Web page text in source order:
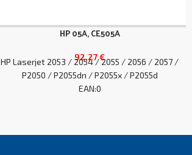
HP 05A, CE505A
92,27€
HP Laserjet 2053 / 2054 / 2055 / 2056 / 2057 /
P2050 / P2055dn / P2055x / P2055d
EAN:0